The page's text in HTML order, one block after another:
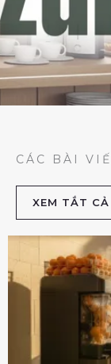
CÁC BÀI
XEM TẮT CẢ